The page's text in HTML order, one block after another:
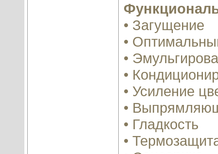
• Загущение
•
•
•
• Усиление
•
• Гладкость
•